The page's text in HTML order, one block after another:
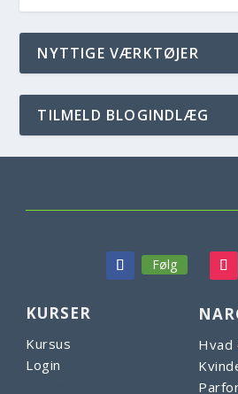
NYTTIGE VÆRKTØJER
TILMELD BLOGINDLÆG
Følg
KURSER
Kursus
Login
Hvad